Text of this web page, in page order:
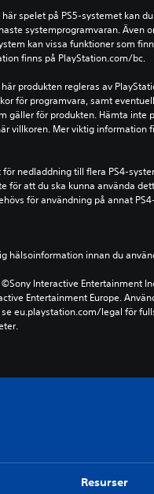
spelet på PS5-systemet kan
systemprogramvaran. Även
kan vissa funktioner som
finns på PlayStation.com/bc.
produkten regleras av
för programvara, samt
gäller för produkten. Hämta inte
villkoren. Mer viktig information
för nedladdning till flera PS4-
för att du ska kunna använda
för användning på annat
hälsoinformation innan du
Interactive Entertainment
Entertainment Europe.
eu.playstation.com/legal för
Resurser